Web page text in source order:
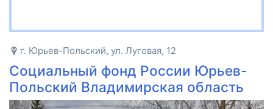
г. Юрьев-Польский, ул. Луговая, 12
Социальный фонд России Юрьев-
Польский Владимирская область